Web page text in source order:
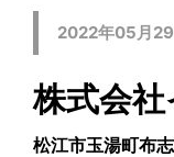
2022年05月
株式会
松江市玉湯町布